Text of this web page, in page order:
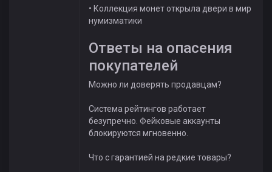
• Коллекция монет открыла двери в мир
нумизматики
Ответы на опасения
покупателей
Можно ли доверять продавцам?
Система рейтингов работает
безупречно. Фейковые аккаунты
блокируются мгновенно.
Что с гарантией на редкие товары?